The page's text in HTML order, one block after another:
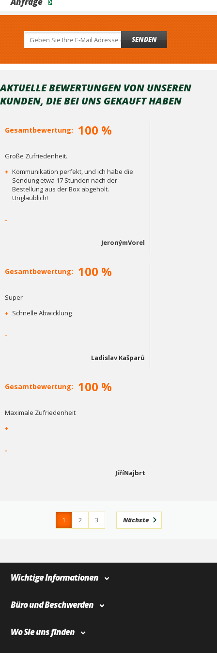
SENDEN
AKTUELLE BEWERTUNGEN VON UNSEREN
KUNDEN, DIE BEI ​​UNS GEKAUFT HABEN
Gesamtbewertung: 100 %
Große Zufriedenheit.
+ Kommunikation perfekt, und ich habe die
Sendung etwa 17 Stunden nach der
Bestellung aus der Box abgeholt.
Unglaublich!
-
JeronýmVorel
Gesamtbewertung: 100 %
Super
+ Schnelle Abwicklung
-
Ladislav Kašparů
Gesamtbewertung: 100 %
Maximale Zufriedenheit
+
-
JiříNajbrt
1 2
3
Nächste
Wichtige Informationen
Büro und Beschwerden
Wo Sie uns finden